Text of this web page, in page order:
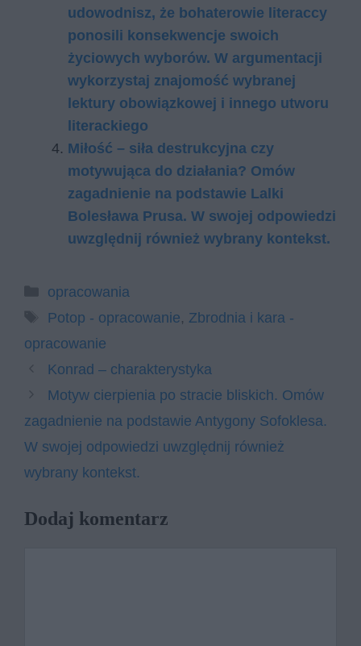
udowodnisz, że bohaterowie literaccy
ponosili konsekwencje swoich
życiowych wyborów. W argumentacji
wykorzystaj znajomość wybranej
lektury obowiązkowej i innego utworu
literackiego
Miłość – siła destrukcyjna czy
motywująca do działania? Omów
zagadnienie na podstawie Lalki
Bolesława Prusa. W swojej odpowiedzi
uwzględnij również wybrany kontekst.
Kategorie
opracowania
Tagi
Potop - opracowanie, Zbrodnia i kara -
opracowanie
Konrad – charakterystyka
Motyw cierpienia po stracie bliskich. Omów
zagadnienie na podstawie Antygony Sofoklesa.
W swojej odpowiedzi uwzględnij również
wybrany kontekst.
Dodaj komentarz